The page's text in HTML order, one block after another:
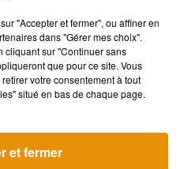
"Accepter et fermer", ou affiner en
dans "Gérer mes choix".
cliquant sur "Continuer sans
que pour ce site. Vous
votre consentement à tout
situé en bas de chaque page.
et fermer